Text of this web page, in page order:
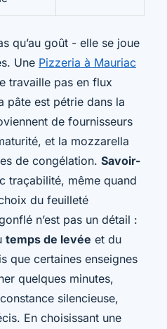
qu’au goût - elle se joue
Une Pizzeria à Mauriac
travaille pas en flux
pâte est pétrie dans la
de fournisseurs
et la mozzarella
de congélation. Savoir-
traçabilité, même quand
du feuilleté
n’est pas un détail :
temps de levée et du
que certaines enseignes
quelques minutes,
silencieuse,
En choisissant une